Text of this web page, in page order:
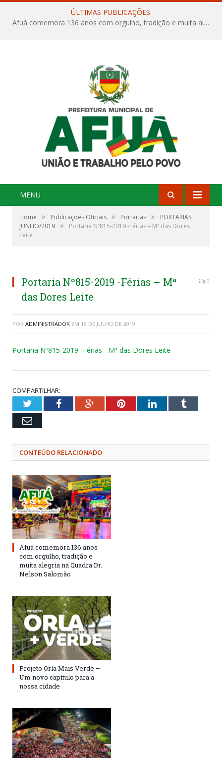
ÚLTIMAS PUBLICAÇÕES:
Afuá comemora 136 anos com orgulho, tradição e muita alegria na Quadra Dr. Nelson Salomão
MENU
Home » Publicações Oficiais » Portarias »
PORTARIAS
JUNHO/2019 »
Portaria Nº815-2019 -Férias – Mª das Dores
Leite
Portaria Nº815-2019 -Férias – Mª
das Dores Leite
0
POR ADMINISTRADOR EM 18 DE JULHO DE 2019
Portaria Nº815-2019 -Férias - Mª das Dores Leite
COMPARTILHAR:
TwitterFacebookGoogle+PinterestLinkedInTumblr
Email
CONTEÚDO RELACIONADO
Afuá comemora 136 anos
com orgulho, tradição e
muita alegria na Quadra Dr.
Nelson Salomão
Projeto Orla Mais Verde –
Um novo capítulo para a
nossa cidade